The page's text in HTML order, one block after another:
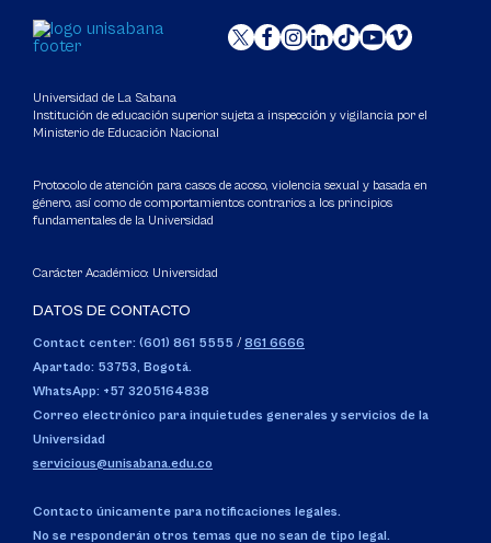
Universidad de La Sabana
Institución de educación superior sujeta a inspección y vigilancia por el
Ministerio de Educación Nacional
Protocolo de atención para casos de acoso, violencia sexual y basada en
género, así como de comportamientos contrarios a los principios
fundamentales de la Universidad
Carácter Académico: Universidad
DATOS DE CONTACTO
Contact center: (601) 861 5555 / 861 6666
Apartado: 53753, Bogotá.
WhatsApp: +57 3205164838
Correo electrónico para inquietudes generales y servicios de la
Universidad
servicious@unisabana.edu.co
Contacto únicamente para notificaciones legales.
No se responderán otros temas que no sean de tipo legal.